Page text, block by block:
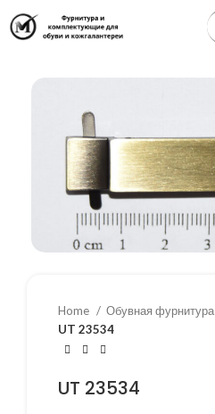
Home Обувная фурнитура
UT 23534
UT 23534